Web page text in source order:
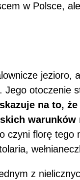
w Polsce,
jezioro,
Jego otoczenie
na to,
warunków
czyni florę
z